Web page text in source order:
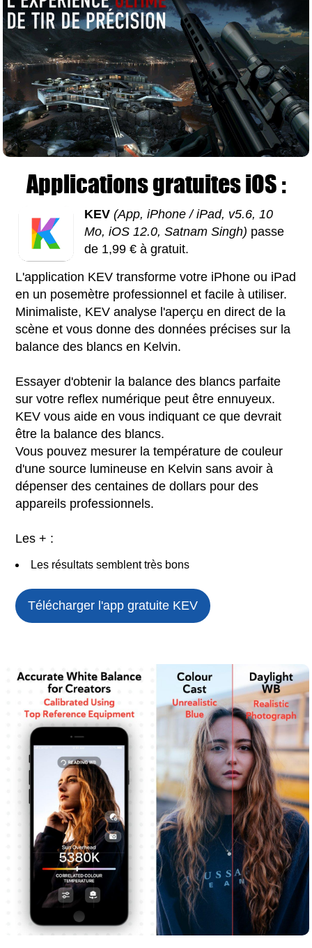
Applications gratuites iOS :
KEV (App, iPhone / iPad, v5.6, 10
Mo, iOS 12.0, Satnam Singh) passe
de 1,99 € à gratuit.
L'application KEV transforme votre iPhone ou iPad
en un posemètre professionnel et facile à utiliser.
Minimaliste, KEV analyse l'aperçu en direct de la
scène et vous donne des données précises sur la
balance des blancs en Kelvin.
Essayer d'obtenir la balance des blancs parfaite
sur votre reflex numérique peut être ennuyeux.
KEV vous aide en vous indiquant ce que devrait
être la balance des blancs.
Vous pouvez mesurer la température de couleur
d'une source lumineuse en Kelvin sans avoir à
dépenser des centaines de dollars pour des
appareils professionnels.
Les + :
Les résultats semblent très bons
Télécharger l'app gratuite KEV